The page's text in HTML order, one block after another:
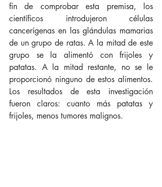
fin de comprobar esta premisa, los
científicos introdujeron células
cancerígenas en las glándulas mamarias
de un grupo de ratas. A la mitad de este
grupo se la alimentó con frijoles y
patatas. A la mitad restante, no se le
proporcionó ninguno de estos alimentos.
Los resultados de esta investigación
fueron claros: cuanto más patatas y
frijoles, menos tumores malignos.